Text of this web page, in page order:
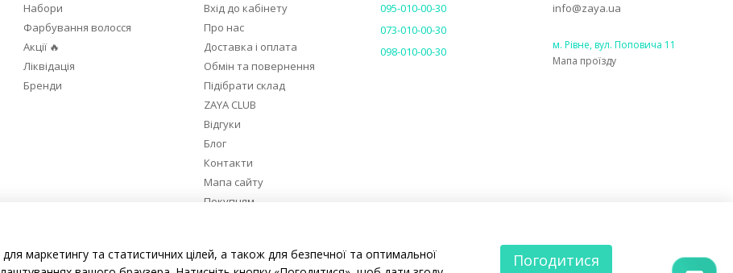
Набори
Фарбування волосся
Акції 🔥
Ліквідація
Бренди
Вхід до кабінету
Про нас
Доставка і оплата
Обмін та повернення
Підібрати склад
ZAYA CLUB
Відгуки
Блог
Контакти
Мапа сайту
Покупцям
095-010-00-30
073-010-00-30
098-010-00-30
info@zaya.ua
м. Рівне, вул. Поповича 11
Мапа проїзду
маркетингу та статистичних цілей, а також для безпечної та оптимальної
Погодитися